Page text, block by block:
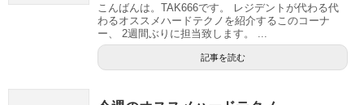
こんばんは。TAK666です。 レジデントが代わる代
わるオススメハードテクノを紹介するこのコーナ
ー、 2週間ぶりに担当致します。 ...
記事を読む